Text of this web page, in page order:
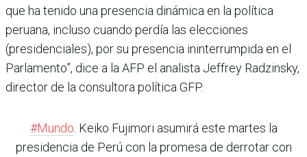
que ha tenido una presencia dinámica en la política
peruana, incluso cuando perdía las elecciones
(presidenciales), por su presencia ininterrumpida en el
Parlamento”, dice a la AFP el analista Jeffrey Radzinsky,
director de la consultora política GFP.
#Mundo . Keiko Fujimori asumirá este martes la
presidencia de Perú con la promesa de derrotar con